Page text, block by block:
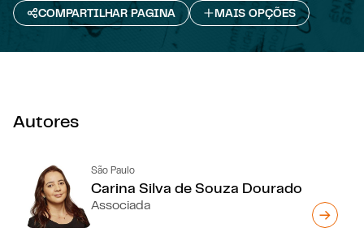
COMPARTILHAR PAGINA MAIS OPÇÕES
Autores
São Paulo
Carina Silva de Souza Dourado
Associada